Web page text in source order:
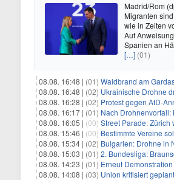
Madrid/Rom
Migranten
wie in Zeiten
Auf
Spanien an
[…] (01)
08.08. 16:48 | (01) Waldbrand am
08.08. 16:48 | (02) Ukrainische Drohne
08.08. 16:28 | (02) Protest gegen AfD-
08.08. 16:17 | (01) Nach Drohnenvorfall:
08.08. 16:05 | (00) Street Parade: Zürich
08.08. 15:46 | (00) Bestimmte Vereine
08.08. 15:34 | (02) Bulgarien: Drohne in
08.08. 15:03 | (01) 2. Bundesliga:
08.08. 14:23 | (01) Erneut
08.08. 14:08 | (03) Union kritisiert